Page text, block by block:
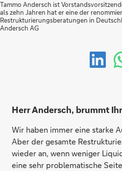
Tammo Andersch ist
als zehn Jahren hat er eine der
Restrukturierungsberatungen in
Andersch AG
Herr Andersch, brummt
Wir haben immer eine starke
Aber der gesamte
wieder an, wenn weniger
eine sehr problematische